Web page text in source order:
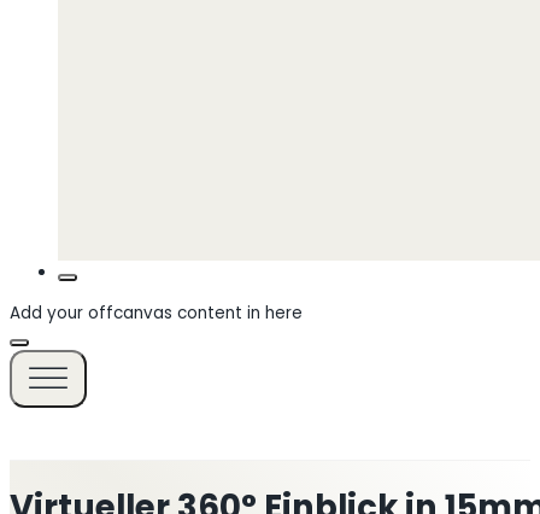
Add your offcanvas content in here